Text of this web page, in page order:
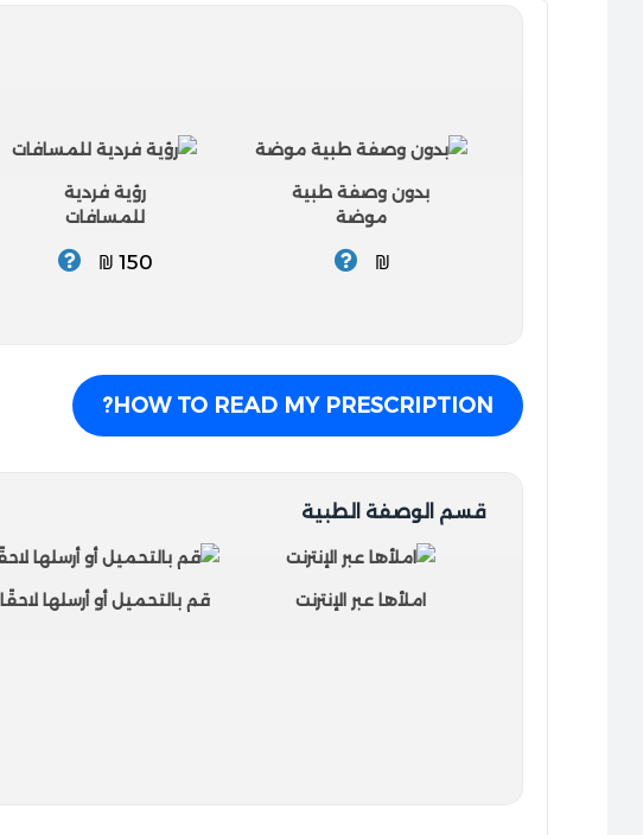
بدون وصفة طبية
موضة
₪
رؤية فردية
للمسافات
150 ₪
HOW TO READ MY PRESCRIPTION?
قسم الوصفة الطبية
املأها عبر الإنترنت قم بالتحميل أو أرسلها لاحقًا